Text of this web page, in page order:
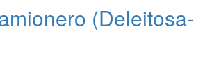
(Deleitosa-